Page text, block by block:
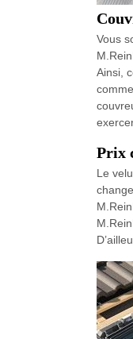
Vous
Ainsi,
Prix
Le